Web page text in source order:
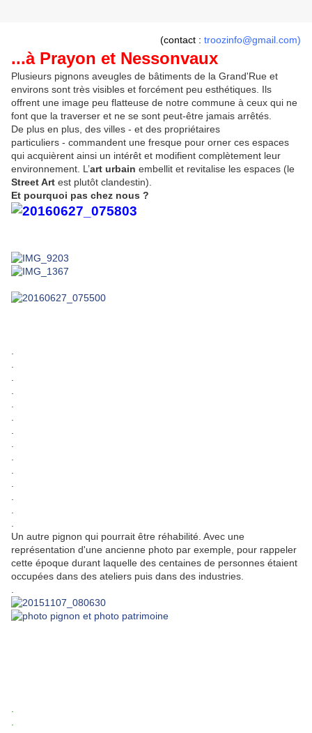
(contact : troozinfo@gmail.com)
...à Prayon et Nessonvaux
Plusieurs pignons aveugles de bâtiments de la Grand'Rue et
environs sont très visibles et forcément peu esthétiques. Ils
offrent une image peu flatteuse de notre commune à ceux qui ne
font que la traverser et ne se sont peut-être jamais arrêtés.
De plus en plus, des villes - et des propriétaires
particuliers - commandent une fresque pour orner ces espaces
qui acquièrent ainsi un intérêt et modifient complètement leur
environnement. L’art urbain embellit et revitalise les espaces (le
Street Art est plutôt clandestin).
Et pourquoi pas chez nous ?
Un autre pignon qui pourrait être réhabilité. Avec une
représentation d'une ancienne photo par exemple, pour rappeler
cette époque durant laquelle des centaines de personnes étaient
occupées dans des ateliers puis dans des industries.